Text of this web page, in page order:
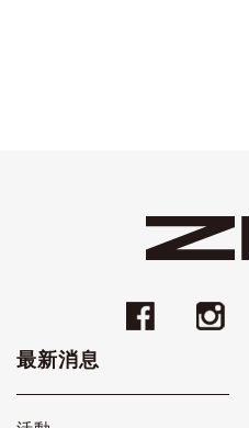
最新消息